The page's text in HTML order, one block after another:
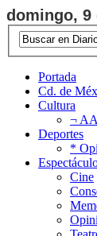
domingo, 9
Portada
Cd. de
Cultura
¬
Deportes
*
Cine